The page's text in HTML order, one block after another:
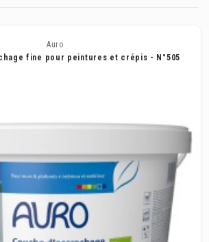
Auro
fine pour peintures et crépis - N°505